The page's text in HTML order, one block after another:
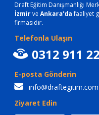
Draft Eğitim Danışmanlığı
İzmirve Ankara'dafaaliyet
firmasıdır.
Telefonla Ulaşın
0312 911
E-posta Gönderin
info@draftegitim.com
Ziyaret Edin